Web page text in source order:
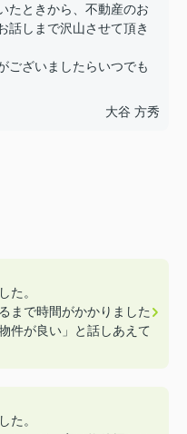
たときから、不動産のお
話しまで沢山させて頂き
ございましたらいつでも
大谷 方秀
た。
まで時間がかかりました
件が良い」と話しあえて
た。